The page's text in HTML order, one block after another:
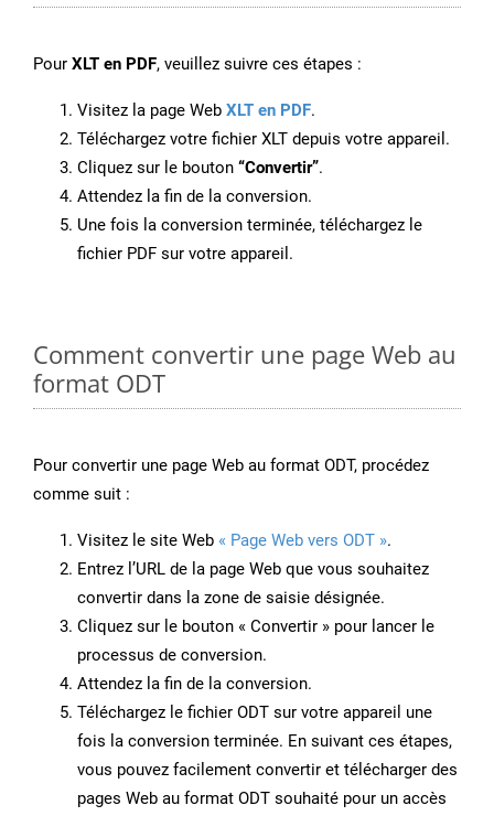
Pour XLT en PDF, veuillez suivre ces étapes :
Visitez la page Web XLT en PDF.
Téléchargez votre fichier XLT depuis votre appareil.
Cliquez sur le bouton “Convertir”.
Attendez la fin de la conversion.
Une fois la conversion terminée, téléchargez le
fichier PDF sur votre appareil.
Comment convertir une page Web au
format ODT
Pour convertir une page Web au format ODT, procédez
comme suit :
Visitez le site Web « Page Web vers ODT ».
Entrez l’URL de la page Web que vous souhaitez
convertir dans la zone de saisie désignée.
Cliquez sur le bouton « Convertir » pour lancer le
processus de conversion.
Attendez la fin de la conversion.
Téléchargez le fichier ODT sur votre appareil une
fois la conversion terminée. En suivant ces étapes,
vous pouvez facilement convertir et télécharger des
pages Web au format ODT souhaité pour un accès